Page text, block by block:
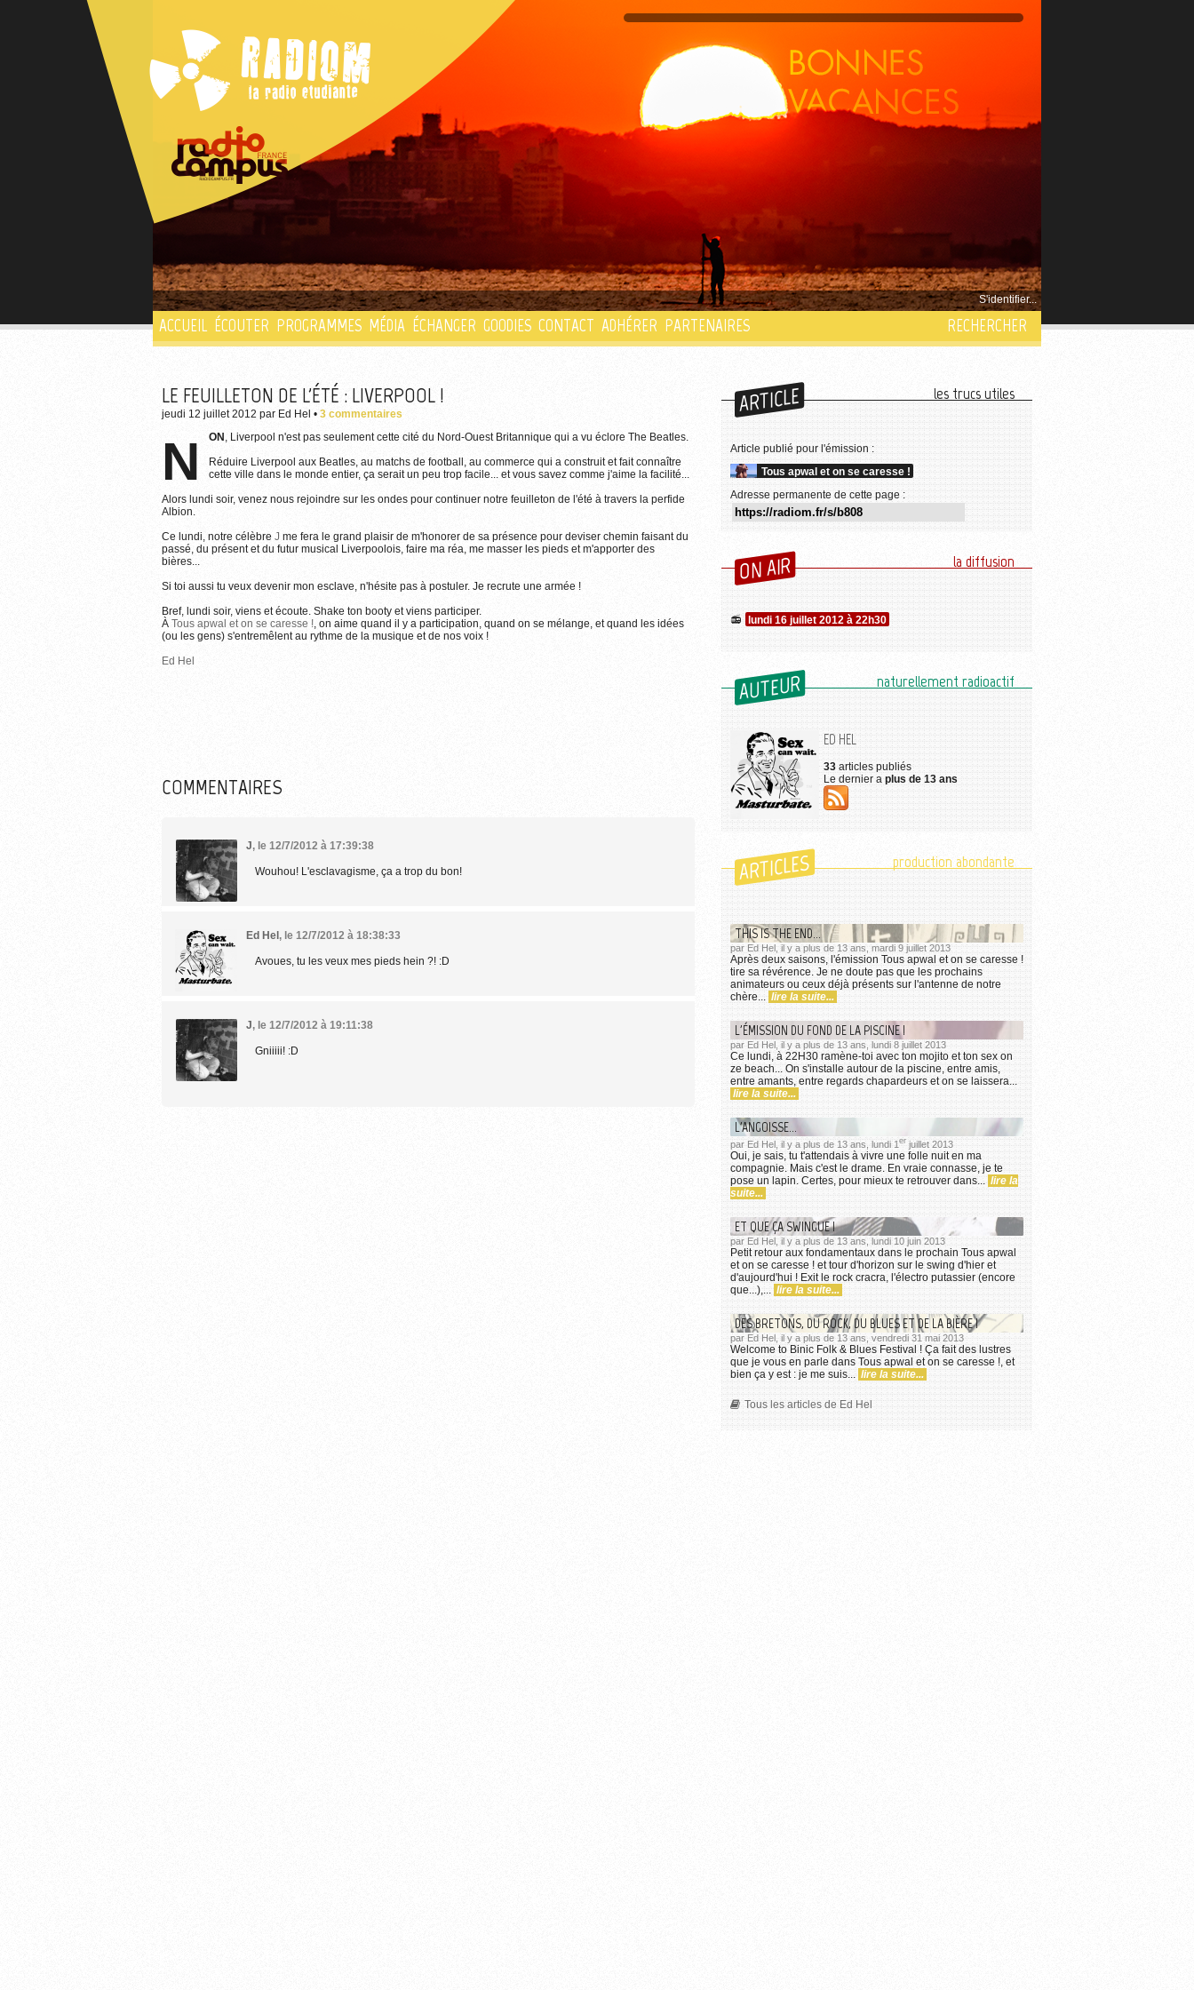
S'identifier...
ACCUEIL ÉCOUTER PROGRAMMES MÉDIA ÉCHANGER GOODIES CONTACT ADHÉRER PARTENAIRES RECHERCHER
LE FEUILLETON DE L'ÉTÉ : LIVERPOOL !
jeudi 12 juillet 2012 par Ed Hel • 3 commentaires
NON , Liverpool n'est pas seulement cette cité du Nord-Ouest Britannique qui a vu éclore The Beatles.
Réduire Liverpool aux Beatles, au matchs de football, au commerce qui a construit et fait connaître
cette ville dans le monde entier, ça serait un peu trop facile... et vous savez comme j'aime la facilité...
Alors lundi soir, venez nous rejoindre sur les ondes pour continuer notre feuilleton de l'été à travers la perfide
Albion.
Ce lundi, notre célèbre J me fera le grand plaisir de m'honorer de sa présence pour deviser chemin faisant du
passé, du présent et du futur musical Liverpoolois, faire ma réa, me masser les pieds et m'apporter des
bières...
Si toi aussi tu veux devenir mon esclave, n'hésite pas à postuler. Je recrute une armée !
Bref, lundi soir, viens et écoute. Shake ton booty et viens participer.
À Tous apwal et on se caresse !, on aime quand il y a participation, quand on se mélange, et quand les idées
(ou les gens) s'entremêlent au rythme de la musique et de nos voix !
Ed Hel
COMMENTAIRES
J, le 12/7/2012 à 17:39:38
Wouhou! L'esclavagisme, ça a trop du bon!
Ed Hel, le 12/7/2012 à 18:38:33
Avoues, tu les veux mes pieds hein ?! :D
J, le 12/7/2012 à 19:11:38
Gniiiii! :D
ARTICLE les trucs utiles
Article publié pour l'émission :
Tous apwal et on se caresse !
Adresse permanente de cette page :
ON AIR la diffusion
lundi 16 juillet 2012 à 22h30
AUTEUR naturellement radioactif
ED HEL
33 articles publiés
Le dernier a plus de 13 ans
ARTICLES production abondante
THIS IS THE END...
par Ed Hel, il y a plus de 13 ans, mardi 9 juillet 2013
Après deux saisons, l'émission Tous apwal et on se caresse !
tire sa révérence. Je ne doute pas que les prochains
animateurs ou ceux déjà présents sur l'antenne de notre
chère... lire la suite...
L'ÉMISSION DU FOND DE LA PISCINE !
par Ed Hel, il y a plus de 13 ans, lundi 8 juillet 2013
Ce lundi, à 22H30 ramène-toi avec ton mojito et ton sex on
ze beach... On s'installe autour de la piscine, entre amis,
entre amants, entre regards chapardeurs et on se laissera...
lire la suite...
L'ANGOISSE...
par Ed Hel, il y a plus de 13 ans, lundi 1 er juillet 2013
Oui, je sais, tu t'attendais à vivre une folle nuit en ma
compagnie. Mais c'est le drame. En vraie connasse, je te
pose un lapin. Certes, pour mieux te retrouver dans...
lire la
suite...
ET QUE ÇA SWINGUE !
par Ed Hel, il y a plus de 13 ans, lundi 10 juin 2013
Petit retour aux fondamentaux dans le prochain Tous apwal
et on se caresse ! et tour d'horizon sur le swing d'hier et
d'aujourd'hui ! Exit le rock cracra, l'électro putassier (encore
que...),...
lire la suite...
DES BRETONS, DU ROCK, DU BLUES ET DE LA BIÈRE !
par Ed Hel, il y a plus de 13 ans, vendredi 31 mai 2013
Welcome to Binic Folk & Blues Festival ! Ça fait des lustres
que je vous en parle dans Tous apwal et on se caresse !, et
bien ça y est : je me suis...
lire la suite...
Tous les articles de Ed Hel